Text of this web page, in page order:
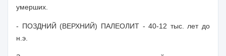
умерших.
- ПОЗДНИЙ (ВЕРХНИЙ) ПАЛЕОЛИТ - 40-12 тыс. лет до
н.э.